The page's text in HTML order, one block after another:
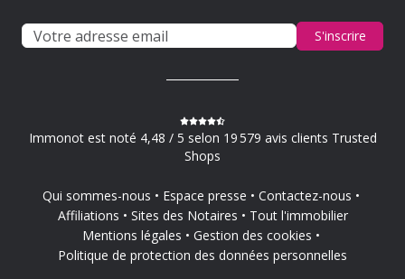
S'inscrire
Immonot est noté 4,48 / 5 selon 19 579 avis clients Trusted
Shops
Qui sommes-nous Espace presse
Contactez-nous
Affiliations
Sites des Notaires
Tout l'immobilier
Mentions légales
Gestion des cookies
Politique de protection des données personnelles